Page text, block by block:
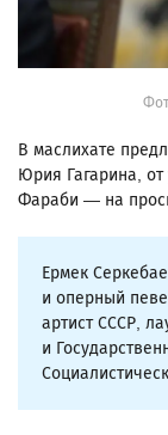
В маслихате
Юрия Гагарина,
Фараби — на
Ермек
и оперный
артист СССР,
и